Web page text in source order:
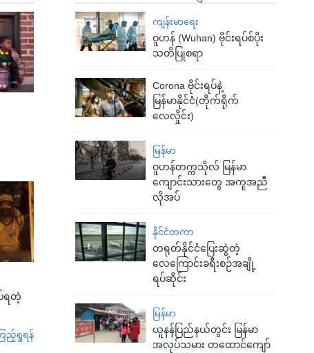
ကျန်းမာရေး
ဝူဟန် (Wuhan) ဗိုင်းရပ်စ်ပိုး
သတိပြုစရာ
Corona ဗိုင်းရပ်နဲ့
မြန်မာနိုင်ငံ(တိုက်ရိုက်
လေလှိုင်း)
မြန်မာ
ဝူဟန်တက္ကသိုလ် မြန်မာ
ကျောင်းသားတွေ အကူအညီ
လိုအပ်
နိုင်ငံတကာ
တရုတ်နိုင်ငံပြေးဆွဲတဲ့
လေကြောင်းခရီးစဉ်အချို့
ရပ်ဆိုင်း
မြန်မာ
ယူနန်ပြည်နယ်တွင်း မြန်မာ
အလုပ်သမား တထောင်ကျော်
ပ်ရတဲ့
ည့်ရှုရန်